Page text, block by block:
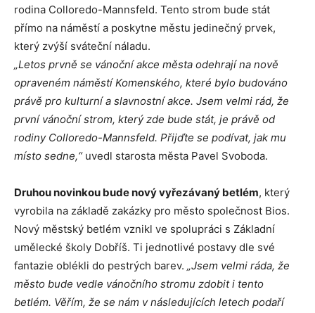
rodina Colloredo-Mannsfeld. Tento strom bude stát
přímo na náměstí a poskytne městu jedinečný prvek,
který zvýší sváteční náladu.
„Letos prvně se vánoční akce města odehrají na nově
opraveném náměstí Komenského, které bylo budováno
právě pro kulturní a slavnostní akce. Jsem velmi rád, že
první vánoční strom, který zde bude stát, je právě od
rodiny Colloredo-Mannsfeld. Přijďte se podívat, jak mu
místo sedne,“uvedl starosta města Pavel Svoboda.
Druhou novinkou bude nový vyřezávaný betlém, který
vyrobila na základě zakázky pro město společnost Bios.
Nový městský betlém vznikl ve spolupráci s Základní
umělecké školy Dobříš. Ti jednotlivé postavy dle své
fantazie oblékli do pestrých barev. „Jsem velmi ráda, že
město bude vedle vánočního stromu zdobit i tento
betlém. Věřím, že se nám v následujících letech podaří